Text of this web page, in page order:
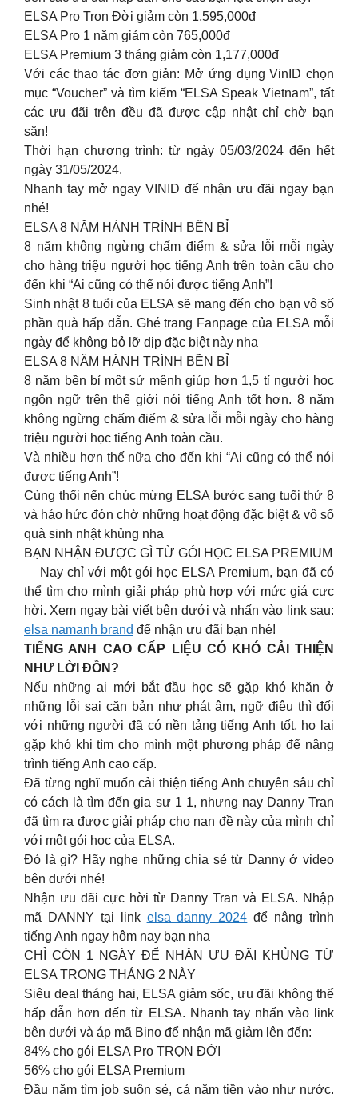
ELSA Pro Trọn Đời giảm còn 1,595,000đ
ELSA Pro 1 năm giảm còn 765,000đ
ELSA Premium 3 tháng giảm còn 1,177,000đ
Với các thao tác đơn giản: Mở ứng dụng VinID chọn
mục “Voucher” và tìm kiếm “ELSA Speak Vietnam”, tất
các ưu đãi trên đều đã được cập nhật chỉ chờ bạn
săn!
Thời hạn chương trình: từ ngày 05/03/2024 đến hết
ngày 31/05/2024.
Nhanh tay mở ngay VINID để nhận ưu đãi ngay bạn
nhé!
ELSA 8 NĂM HÀNH TRÌNH BỀN BỈ
8 năm không ngừng chấm điểm & sửa lỗi mỗi ngày
cho hàng triệu người học tiếng Anh trên toàn cầu cho
đến khi “Ai cũng có thể nói được tiếng Anh”!
Sinh nhật 8 tuổi của ELSA sẽ mang đến cho bạn vô số
phần quà hấp dẫn. Ghé trang Fanpage của ELSA mỗi
ngày để không bỏ lỡ dịp đặc biệt này nha
ELSA 8 NĂM HÀNH TRÌNH BỀN BỈ
8 năm bền bỉ một sứ mệnh giúp hơn 1,5 tỉ người học
ngôn ngữ trên thế giới nói tiếng Anh tốt hơn. 8 năm
không ngừng chấm điểm & sửa lỗi mỗi ngày cho hàng
triệu người học tiếng Anh toàn cầu.
Và nhiều hơn thế nữa cho đến khi “Ai cũng có thể nói
được tiếng Anh”!
Cùng thổi nến chúc mừng ELSA bước sang tuổi thứ 8
và háo hức đón chờ những hoạt động đặc biệt & vô số
quà sinh nhật khủng nha
BẠN NHẬN ĐƯỢC GÌ TỪ GÓI HỌC ELSA PREMIUM
Nay chỉ với một gói học ELSA Premium, bạn đã có
thể tìm cho mình giải pháp phù hợp với mức giá cực
hời. Xem ngay bài viết bên dưới và nhấn vào link sau:
elsa namanh brand để nhận ưu đãi bạn nhé!
TIẾNG ANH CAO CẤP LIỆU CÓ KHÓ CẢI THIỆN
NHƯ LỜI ĐỒN?
Nếu những ai mới bắt đầu học sẽ gặp khó khăn ở
những lỗi sai căn bản như phát âm, ngữ điệu thì đối
với những người đã có nền tảng tiếng Anh tốt, họ lại
gặp khó khi tìm cho mình một phương pháp để nâng
trình tiếng Anh cao cấp.
Đã từng nghĩ muốn cải thiện tiếng Anh chuyên sâu chỉ
có cách là tìm đến gia sư 1 1, nhưng nay Danny Tran
đã tìm ra được giải pháp cho nan đề này của mình chỉ
với một gói học của ELSA.
Đó là gì? Hãy nghe những chia sẻ từ Danny ở video
bên dưới nhé!
Nhận ưu đãi cực hời từ Danny Tran và ELSA. Nhập
mã DANNY tại link elsa danny 2024 để nâng trình
tiếng Anh ngay hôm nay bạn nha
CHỈ CÒN 1 NGÀY ĐỂ NHẬN ƯU ĐÃI KHỦNG TỪ
ELSA TRONG THÁNG 2 NÀY
Siêu deal tháng hai, ELSA giảm sốc, ưu đãi không thể
hấp dẫn hơn đến từ ELSA. Nhanh tay nhấn vào link
bên dưới và áp mã Bino để nhận mã giảm lên đến:
84% cho gói ELSA Pro TRỌN ĐỜI
56% cho gói ELSA Premium
Đầu năm tìm job suôn sẻ, cả năm tiền vào như nước.